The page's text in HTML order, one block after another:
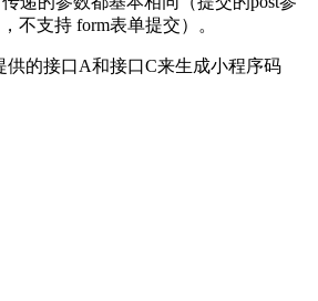
不支持 form表单提交）。
供的接口A和接口C来生成小程序码